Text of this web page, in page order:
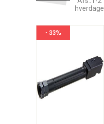
hverdage
- 33%